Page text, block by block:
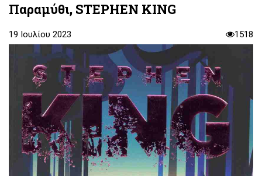
Παραμύθι, STEPHEN KING
19 Ιουλίου 2023 1518